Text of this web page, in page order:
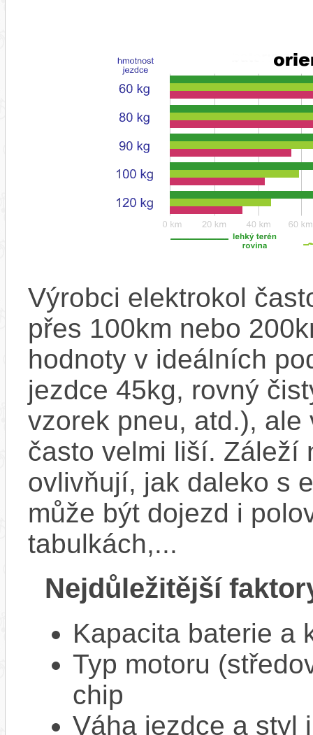
Výrobci elektrokol
přes 100km nebo
hodnoty v ideálních
jezdce 45kg, rovný
vzorek pneu, atd.),
často velmi liší. Záleží
ovlivňují, jak daleko s
může být dojezd i
tabulkách,...
Nejdůležitější
Kapacita baterie a
Typ motoru
chip
Váha jezdce a styl